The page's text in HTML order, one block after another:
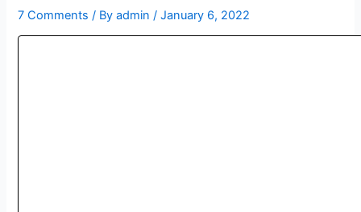
7 Comments / Byadmin/January 6, 2022